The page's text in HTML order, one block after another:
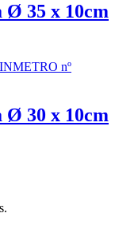
Ø 35 x 10cm
Ø 30 x 10cm